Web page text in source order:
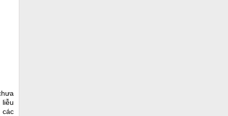
liễu
các